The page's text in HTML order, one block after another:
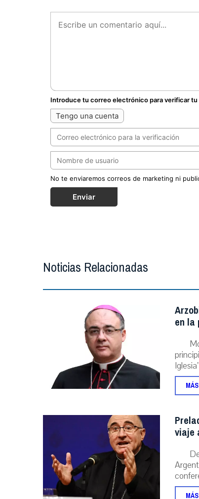
Introduce tu correo electrónico para verificar
Tengo una cuenta
No te enviaremos correos de marketing ni
Enviar
Noticias Relacionadas
en la
MÁS
viaje
MÁS